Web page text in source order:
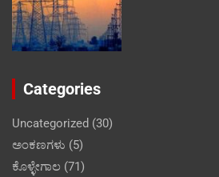
Categories
Uncategorized (30)
ಅಂಕಣಗಳು (5)
ಕೊಳ್ಳೇಗಾಲ (71)